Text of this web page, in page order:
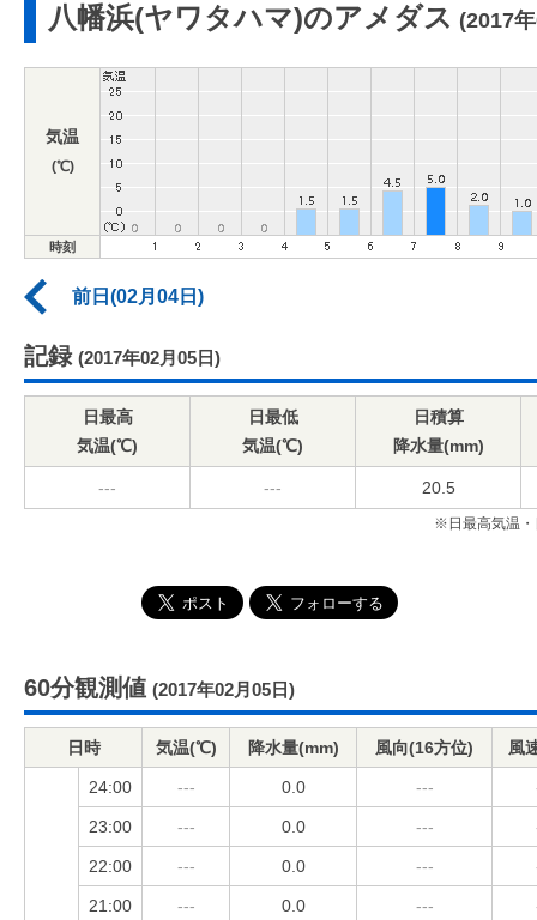
八幡浜(ヤワタハマ)のアメダス (2017
気温
(℃)
時刻
前日(02月04日)
記録 (2017年02月05日)
日最高
気温(℃)
日最低
気温(℃)
日積算
降水量(mm)
--- --- 20.5
※日最高気温・
60分観測値 (2017年02月05日)
日時 気温(℃) 降水量(mm) 風向(16方位) 風
24:00 --- 0.0 ---
23:00 --- 0.0 ---
22:00 --- 0.0 ---
21:00 --- 0.0 ---